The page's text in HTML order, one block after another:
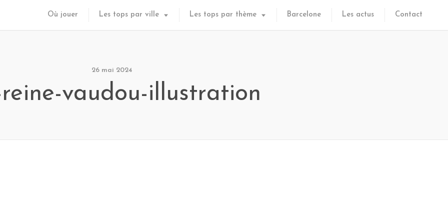
Où jouer Les tops par ville Les tops par thème Barcelone Les actus Contact
26 mai 2024
vaudou-illustration